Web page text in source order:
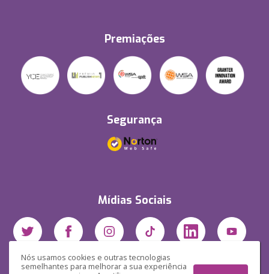
Nós usamos cookies e outras tecnologias
semelhantes para melhorar a sua experiência
Premiações
Segurança
Mídias Sociais